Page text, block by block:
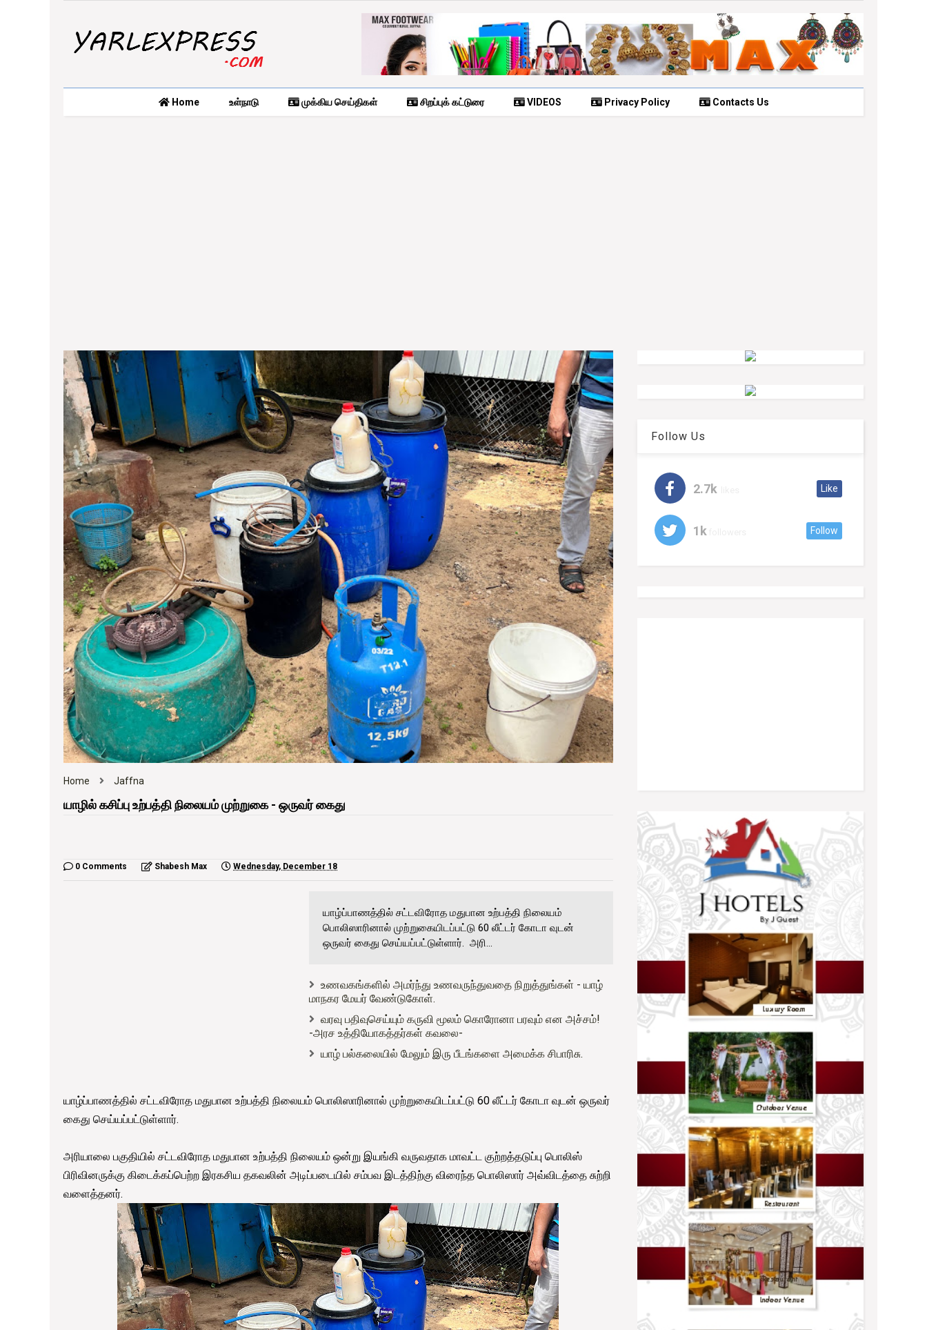
Home உள்நாடு முக்கிய செய்திகள் சிறப்புக் கட்டுரை VIDEOS Privacy Policy Contacts Us
Home Jaffna
யாழில் கசிப்பு உற்பத்தி நிலையம் முற்றுகை - ஒருவர் கைது
0 Comments Shabesh Max Wednesday, December 18
யாழ்ப்பாணத்தில் சட்டவிரோத மதுபான உற்பத்தி நிலையம்
பொலிஸாரினால் முற்றுகையிடப்பட்டு 60 லீட்டர் கோடா வுடன்
ஒருவர் கைது செய்யப்பட்டுள்ளார். அரி...
உணவகங்களில் அமர்ந்து உணவருந்துவதை நிறுத்துங்கள் - யாழ்
மாநகர மேயர் வேண்டுகோள்.
வரவு பதிவுசெய்யும் கருவி மூலம் கொரோனா பரவும் என அச்சம்!
-அரச உத்தியோகத்தர்கள் கவலை-
யாழ் பல்கலையில் மேலும் இரு பீடங்களை அமைக்க சிபாரிசு.
யாழ்ப்பாணத்தில் சட்டவிரோத மதுபான உற்பத்தி நிலையம் பொலிஸாரினால் முற்றுகையிடப்பட்டு 60 லீட்டர் கோடா வுடன் ஒருவர்
கைது செய்யப்பட்டுள்ளார்.
அரியாலை பகுதியில் சட்டவிரோத மதுபான உற்பத்தி நிலையம் ஒன்று இயங்கி வருவதாக மாவட்ட குற்றத்தடுப்பு பொலிஸ்
பிரிவினருக்கு கிடைக்கப்பெற்ற இரகசிய தகவலின் அடிப்படையில் சம்பவ இடத்திற்கு விரைந்த பொலிஸார் அவ்விடத்தை சுற்றி
வளைத்தனர்.
Follow Us
2.7k Like
1k Follow